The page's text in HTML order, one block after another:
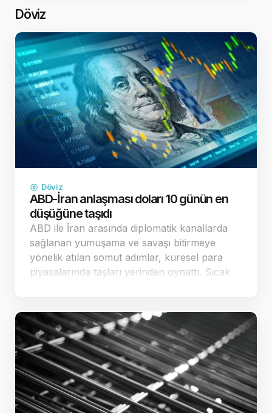
revizyonu beklent…
Döviz
Döviz
ABD-İran anlaşması doları 10 günün en
düşüğüne taşıdı
ABD ile İran arasında diplomatik kanallarda
sağlanan yumuşama ve savaşı bitirmeye
yönelik atılan somut adımlar, küresel para
piyasalarında taşları yerinden oynattı. Sıcak
yatırımcıların "g…